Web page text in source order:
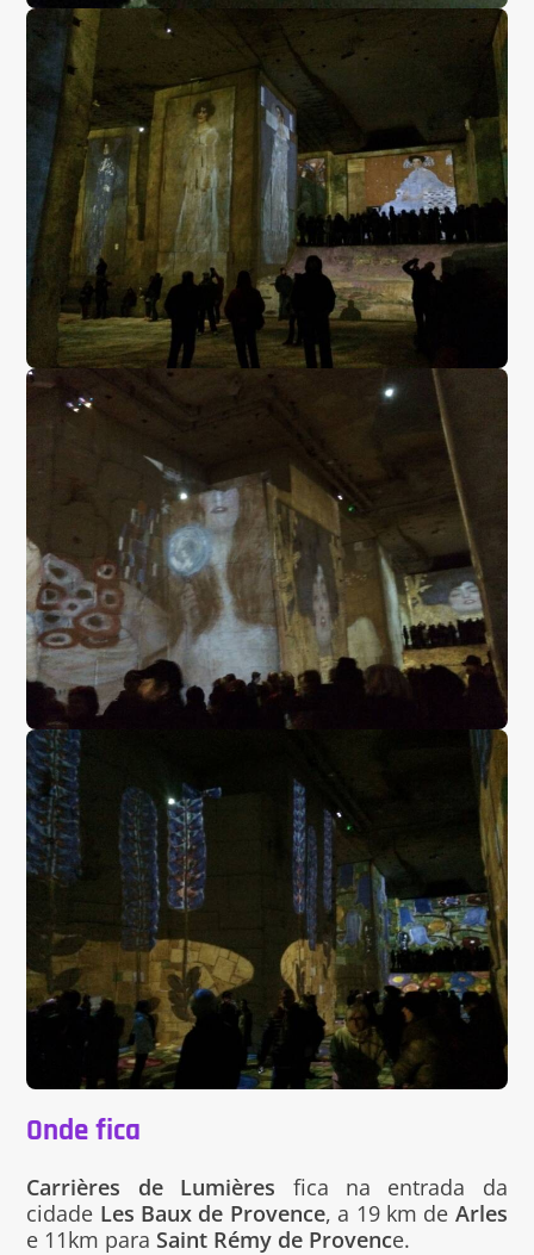
Onde fica
Carrières de Lumières fica na entrada da
cidade Les Baux de Provence, a 19 km de Arles
e 11km para Saint Rémy de Provence.